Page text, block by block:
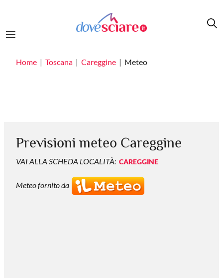
Home Toscana Careggine Meteo
Previsioni meteo Careggine
VAI ALLA SCHEDA LOCALITÀ: CAREGGINE
Meteo fornito da